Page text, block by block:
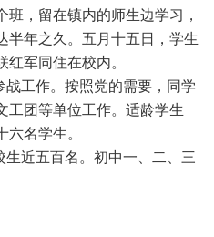
，留在镇内的师生边学习，
半年之久。五月十五日，学生
军同住在校内。
工作。按照党的需要，同学
工团等单位工作。适龄学生
名学生。
近五百名。初中一、二、三